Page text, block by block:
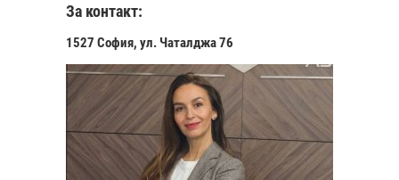
За контакт:
1527 София, ул. Чаталджа 76